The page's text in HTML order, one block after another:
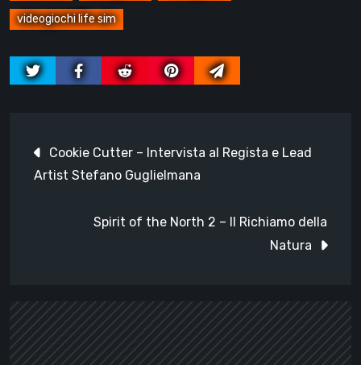
videogiochi life sim
articoli
Cookie Cutter – Intervista al Regista e Lead
Artist Stefano Guglielmana
Spirit of the North 2 – Il Richiamo della
Natura